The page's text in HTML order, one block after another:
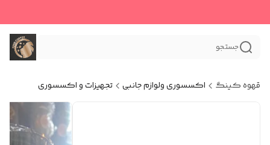
جستجو
قهوه کینگ اکسسوری و‌لوازم جانبی تجهیزات و اکسسوری